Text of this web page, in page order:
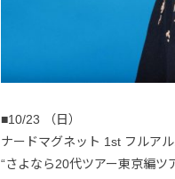
■10/23 （日）
ナードマグネット 1st フルア
“さよなら20代ツアー東京編ツ